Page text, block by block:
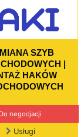
SZYB
|
HAKÓW
Do negocjacji
Usługi